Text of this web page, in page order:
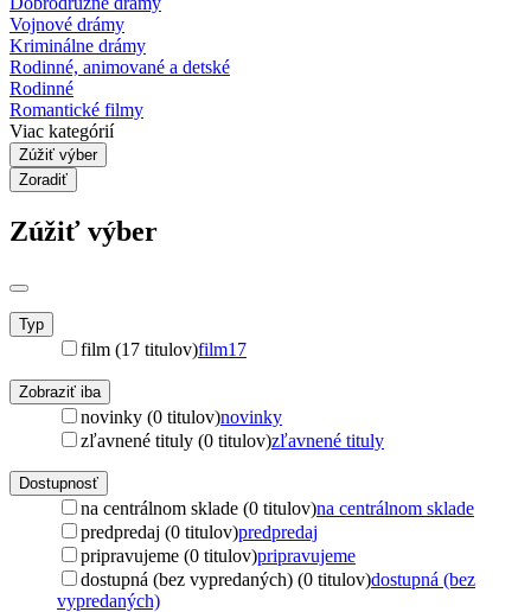
Vojnové drámy
Kriminálne drámy
Rodinné, animované a detské
Rodinné
Romantické filmy
Viac kategórií
Zúžiť výber
Zoradiť
Zúžiť výber
Typ
film (17 titulov)film17
Zobraziť iba
novinky (0 titulov)novinky
zľavnené tituly (0 titulov)zľavnené tituly
Dostupnosť
na centrálnom sklade (0 titulov)na centrálnom sklade
predpredaj (0 titulov)predpredaj
pripravujeme (0 titulov)pripravujeme
dostupná (bez vypredaných) (0 titulov)dostupná (bez
vypredaných)